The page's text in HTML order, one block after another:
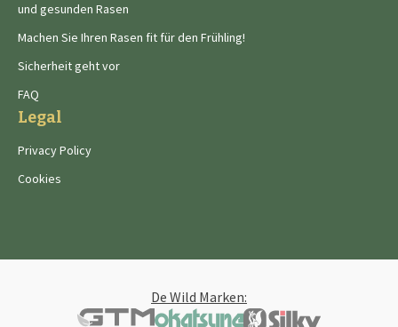
und gesunden Rasen
Machen Sie Ihren Rasen fit für den Frühling!
Sicherheit geht vor
FAQ
Legal
Privacy Policy
Cookies
De Wild Marken: